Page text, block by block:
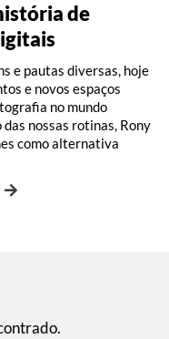
de
e pautas diversas, hoje
e novos espaços
no mundo
nossas rotinas, Rony
como alternativa
anos de
Paulo Malta
Luiz